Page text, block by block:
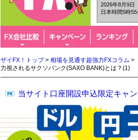
2026年8月9日
日本時間5時
ザイFX！トップ> 相場を見通す超強力FXコラム >
力視されるサクソバンク(SAXO BANK)とは？(1)
当サイト口座開設申込限定キャ